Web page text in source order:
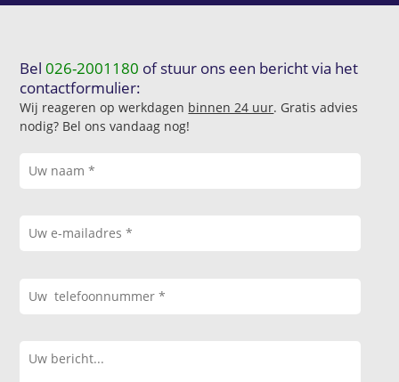
Bel026-2001180 of stuur ons een bericht via het
contactformulier:
Wij reageren op werkdagen binnen 24 uur. Gratis advies
nodig? Bel ons vandaag nog!